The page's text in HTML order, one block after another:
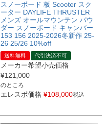
スノーボード 板 Scooter スク
ーター DAYLIFE THRUSTER
メンズ オールマウンテン パウ
ダー スノーボード キャンバー
153 156 2025-2026冬新作 25-
26 25/26 10%off
送料無料 代引決済不可
メーカー希望小売価格
¥121,000
のところ
エレスポ価格 ¥108,000税込